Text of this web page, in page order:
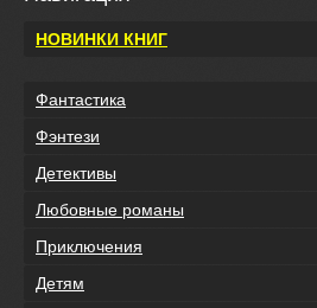
НОВИНКИ КНИГ
Фантастика
Фэнтези
Детективы
Любовные романы
Приключения
Детям